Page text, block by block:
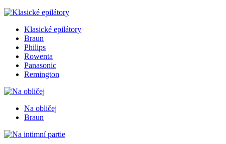
Klasické epilátory
Braun
Philips
Rowenta
Panasonic
Remington
Na obličej
Braun